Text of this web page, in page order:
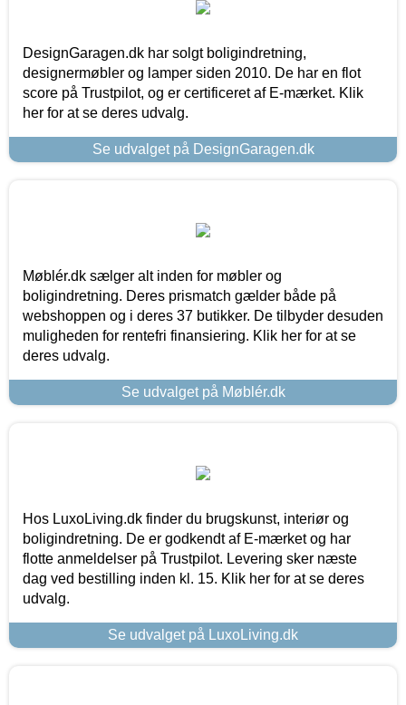
DesignGaragen.dk har solgt boligindretning,
designermøbler og lamper siden 2010. De har en flot
score på Trustpilot, og er certificeret af E-mærket. Klik
her for at se deres udvalg.
Se udvalget på DesignGaragen.dk
Møblér.dk sælger alt inden for møbler og
boligindretning. Deres prismatch gælder både på
webshoppen og i deres 37 butikker. De tilbyder desuden
muligheden for rentefri finansiering. Klik her for at se
deres udvalg.
Se udvalget på Møblér.dk
Hos LuxoLiving.dk finder du brugskunst, interiør og
boligindretning. De er godkendt af E-mærket og har
flotte anmeldelser på Trustpilot. Levering sker næste
dag ved bestilling inden kl. 15. Klik her for at se deres
udvalg.
Se udvalget på LuxoLiving.dk